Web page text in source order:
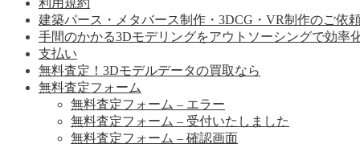
利用規約
建築パース・メタバース制作・3DCG・VR制作のご依
手間のかかる3Dモデリングをアウトソーシングで効率
支払い
無料査定！3Dモデルデータの買取なら
無料査定フォーム
無料査定フォーム – エラー
無料査定フォーム – 受付いたしました
無料査定フォーム – 確認画面